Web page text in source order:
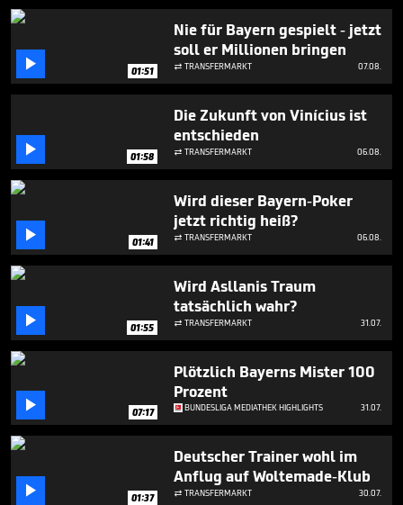
4
minutes,
seconds
 01:51
Nie für Bayern gespielt - jetzt
soll er Millionen bringen
 TRANSFERMARKT 07.08.
 01:58
Die Zukunft von Vinícius ist
entschieden
 TRANSFERMARKT 06.08.
 01:41
Wird dieser Bayern-Poker
jetzt richtig heiß?
 TRANSFERMARKT 06.08.
 01:55
Wird Asllanis Traum
tatsächlich wahr?
 TRANSFERMARKT 31.07.
 07:17
Plötzlich Bayerns Mister 100
Prozent
BUNDESLIGA MEDIATHEK HIGHLIGHTS 31.07.
 01:37
Deutscher Trainer wohl im
Anflug auf Woltemade-Klub
 TRANSFERMARKT 30.07.